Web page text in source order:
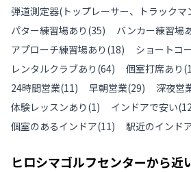
弾道測定器(トップレーサー、トラックマ
パター練習場あり (35) バンカー練習場
アプローチ練習場あり (18) ショートコ
レンタルクラブあり (64) 個室打席あり (
24時間営業(11) 早朝営業(29) 深夜営
体験レッスンあり (1) インドアで安い(12
個室のあるインドア(11) 駅近のインド
ヒロシマゴルフセンターから近